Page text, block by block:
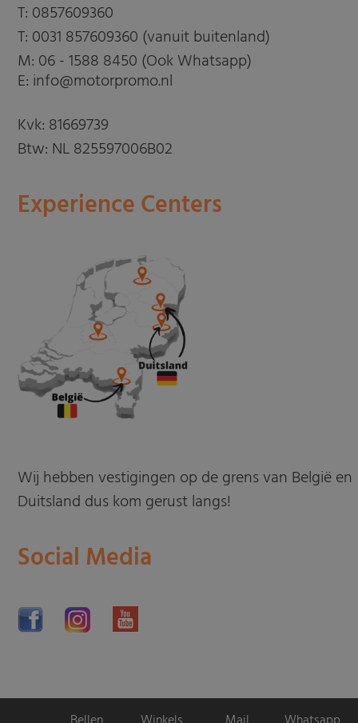
T: 0857609360
T: 0031 857609360 (vanuit buitenland)
M: 06 - 1588 8450 (Ook Whatsapp)
E: info@motorpromo.nl
Kvk: 81669739
Btw: NL 825597006B02
Experience Centers
Wij hebben vestigingen op de grens van België en
Duitsland dus kom gerust langs!
Social Media